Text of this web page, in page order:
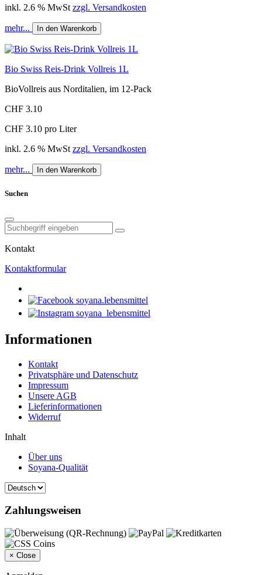
inkl. 2.6 % MwSt zzgl. Versandkosten
mehr... In den Warenkorb
Bio Swiss Reis-Drink Vollreis 1L
BioVollreis aus Norditalien, im 12-Pack
CHF 3.10
CHF 3.10 pro Liter
inkl. 2.6 % MwSt zzgl. Versandkosten
mehr... In den Warenkorb
Suchen
Kontakt
Kontaktformular
soyana.lebensmittel
soyana_lebensmittel
Informationen
Kontakt
Privatsphäre und Datenschutz
Impressum
Unsere AGB
Lieferinformationen
Widerruf
Inhalt
Über uns
Soyana-Qualität
Zahlungsweisen
× Close